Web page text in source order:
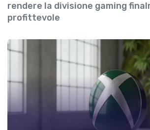
rendere la divisione gaming
profittevole